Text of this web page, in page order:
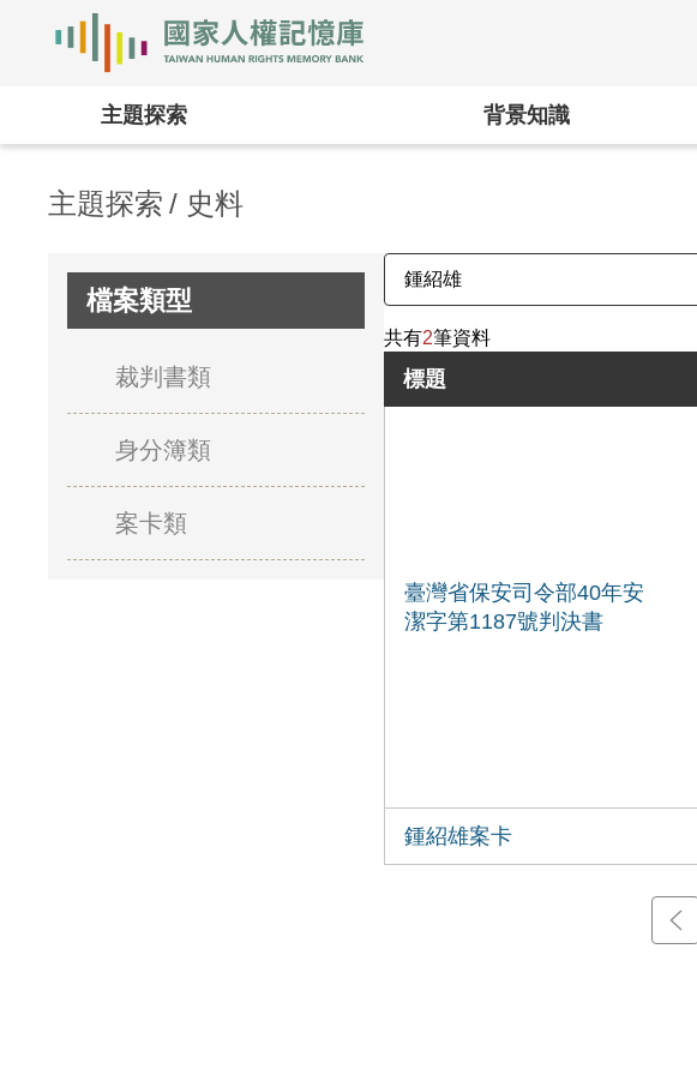
主題探索 背景知識
主題探索 史料
檔案類型
裁判書類
身分簿類
案卡類
共有2筆資料
標題
臺灣省保安司令部40年安
潔字第1187號判決書
鍾紹雄案卡